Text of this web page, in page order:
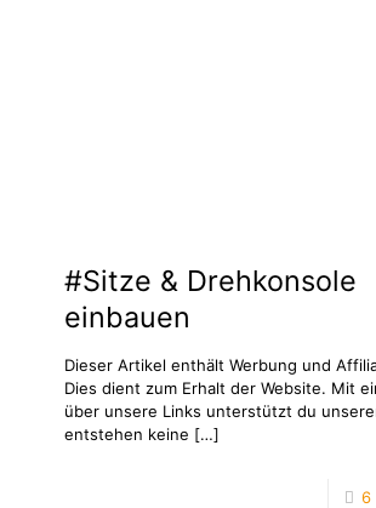
#Sitze & Drehkonsole
einbauen
Dieser Artikel enthält Werbung und
Dies dient zum Erhalt der Website. Mit
über unsere Links unterstützt du
entstehen keine […]
6